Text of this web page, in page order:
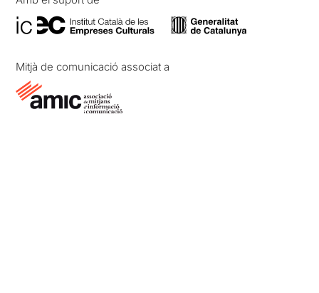
Mitjà de comunicació associat a